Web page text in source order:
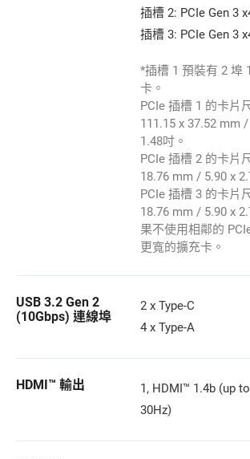
插槽 2: PCIe Gen 3
插槽 3: PCIe Gen 3
*插槽 1 預裝有 2 埠
卡。
PCIe 插槽 1 的卡片
111.15 x 37.52 mm
1.48吋。
PCIe 插槽 2 的卡片
18.76 mm / 5.90 x
PCIe 插槽 3 的卡片
18.76 mm / 5.90 x
果不使用相鄰的
更寬的擴充卡。
USB 3.2 Gen 2
(10Gbps) 連線埠
2 x Type-C
4 x Type-A
HDMI™ 輸出
1, HDMI™ 1.4b (up
30Hz)